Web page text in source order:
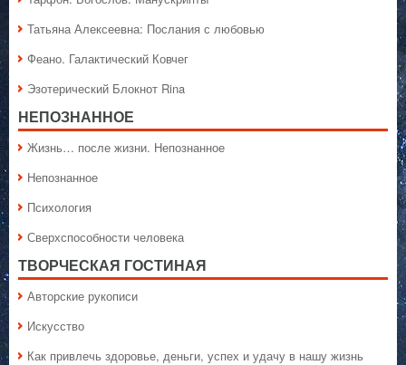
Татьяна Алексеевна: Послания с любовью
Феано. Галактический Ковчег
Эзотерический Блокнот Rina
НЕПОЗНАННОЕ
Жизнь… после жизни. Непознанное
Непознанное
Психология
Сверхспособности человека
ТВОРЧЕСКАЯ ГОСТИНАЯ
Авторские рукописи
Искусство
Как привлечь здоровье, деньги, успех и удачу в нашу жизнь